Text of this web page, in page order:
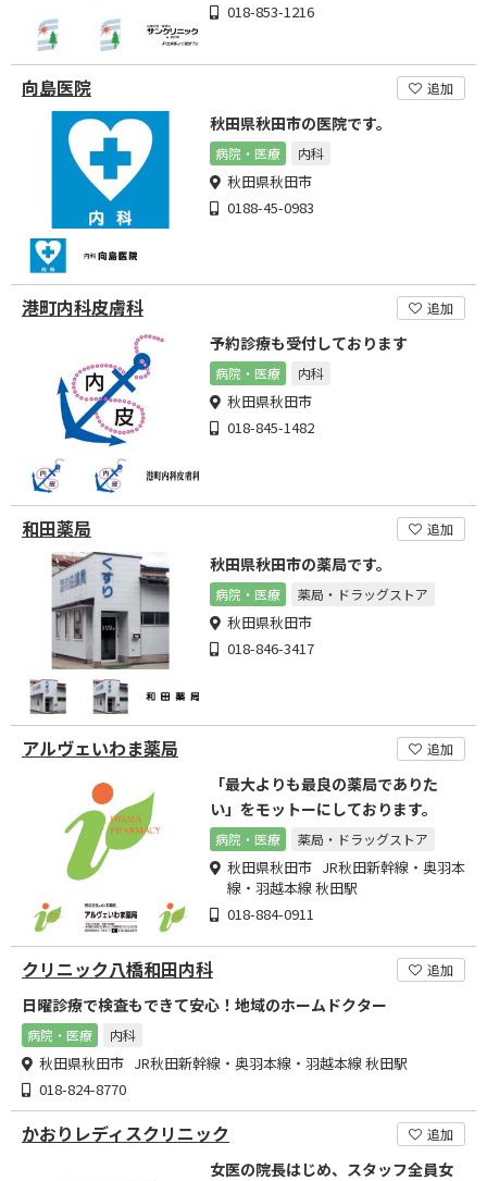
018-853-1216
向島医院 追加
秋田県秋田市の医院です。
病院・医療 内科
秋田県秋田市
0188-45-0983
港町内科皮膚科 追加
予約診療も受付しております
病院・医療 内科
秋田県秋田市
018-845-1482
和田薬局 追加
秋田県秋田市の薬局です。
病院・医療 薬局・ドラッグストア
秋田県秋田市
018-846-3417
アルヴェいわま薬局 追加
「最大よりも最良の薬局でありた
い」をモットーにしております。
病院・医療 薬局・ドラッグストア
秋田県秋田市 JR秋田新幹線・奥羽本
線・羽越本線 秋田駅
018-884-0911
クリニック八橋和田内科 追加
日曜診療で検査もできて安心！地域のホームドクター
病院・医療 内科
秋田県秋田市 JR秋田新幹線・奥羽本線・羽越本線 秋田駅
018-824-8770
かおりレディスクリニック 追加
女医の院長はじめ、スタッフ全員女